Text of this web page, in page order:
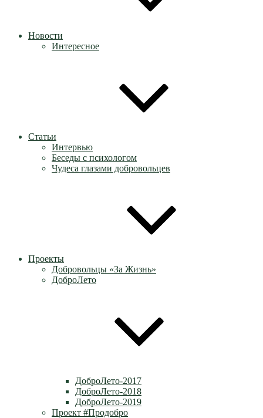
Новости
Интересное
Статьи
Интервью
Беседы с психологом
Чудеса глазами добровольцев
Проекты
Добровольцы «За Жизнь»
ДоброЛето
ДоброЛето-2017
ДоброЛето-2018
ДоброЛето-2019
Проект #Продобро